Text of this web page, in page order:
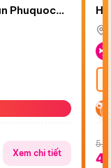
Phuquoc
Xem chi tiết